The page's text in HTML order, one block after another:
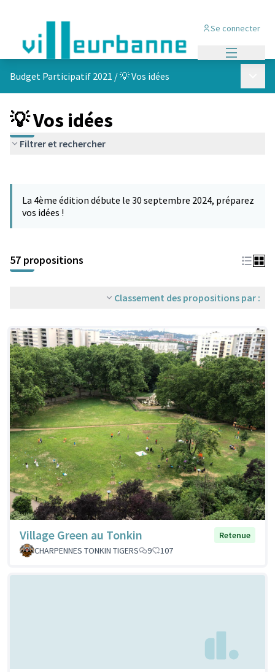
Se connecter
Budget Participatif 2021 /💡 Vos idées
💡 Vos idées
Filtrer et rechercher
La 4ème édition débute le 30 septembre 2024, préparez
vos idées !
57 propositions
Classement des propositions par :
Village Green au Tonkin
Retenue
CHARPENNES TONKIN TIGERS
9 107